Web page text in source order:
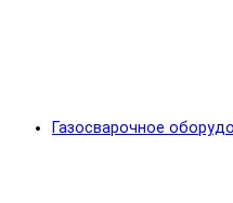
Газосварочное